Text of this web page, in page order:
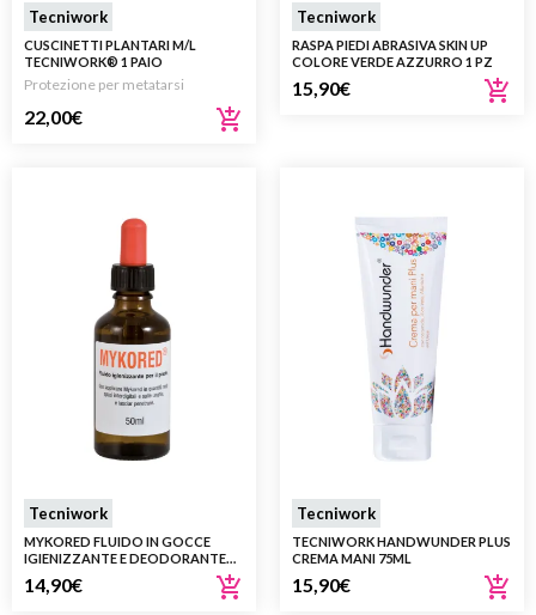
Tecniwork
CUSCINETTI PLANTARI M/L
TECNIWORK® 1 PAIO
Protezione per metatarsi
22,00€
Tecniwork
RASPA PIEDI ABRASIVA SKIN UP
COLORE VERDE AZZURRO 1 PZ
15,90€
Tecniwork
MYKORED FLUIDO IN GOCCE
IGIENIZZANTE E DEODORANTE
PIEDE 50ML
14,90€
Tecniwork
TECNIWORK HANDWUNDER PLUS
CREMA MANI 75ML
15,90€